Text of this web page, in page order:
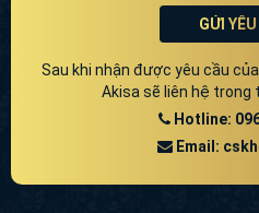
GỬI
Sau khi nhận được yêu cầu
Akisa sẽ liên hệ trong
Hotline:
Email: